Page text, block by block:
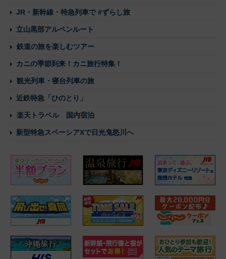
JR・新幹線・特急列車で #ずらし旅
立山黒部アルペンルート
鉄道の旅を楽しむツアー
カニの季節到来！カニ旅行特集！
観光列車・寝台列車の旅
近鉄特急「ひのとり」
楽天トラベル 国内宿泊
新型特急スペーシアXで日光鬼怒川へ